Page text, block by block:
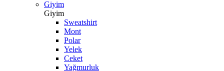
Giyim
Giyim
Sweatshirt
Mont
Polar
Yelek
Ceket
Yağmurluk